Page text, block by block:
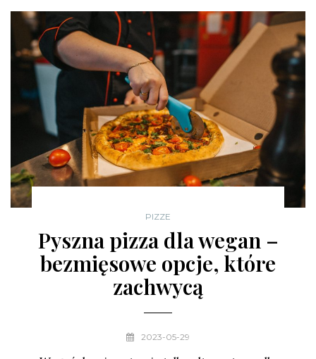
PIZZE
Pyszna pizza dla wegan –
bezmięsowe opcje, które
zachwycą
2023-05-29